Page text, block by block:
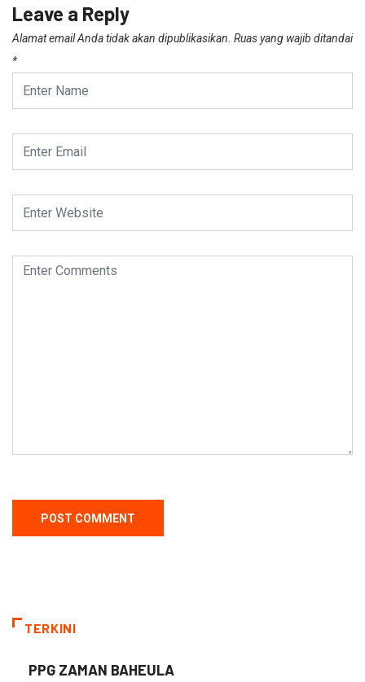
Leave a Reply
Alamat email Anda tidak akan dipublikasikan. Ruas yang wajib ditandai
*
TERKINI
PPG ZAMAN BAHEULA